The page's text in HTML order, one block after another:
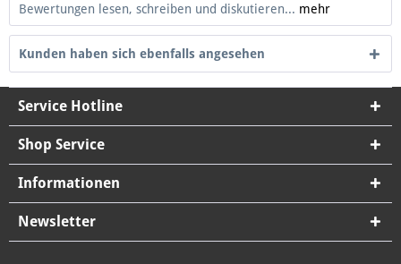
Bewertungen lesen, schreiben und diskutieren... mehr
Kunden haben sich ebenfalls angesehen
Service Hotline
Shop Service
Informationen
Newsletter